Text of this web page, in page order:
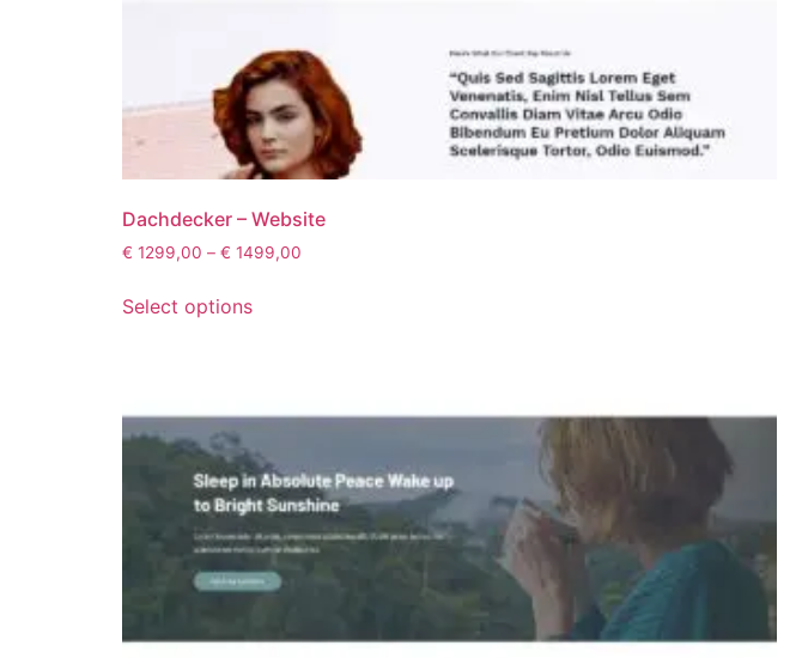
Dachdecker – Website
€ 1299,00 – € 1499,00
Select options